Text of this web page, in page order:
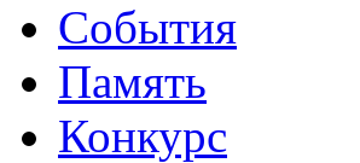
События
Память
Конкурс